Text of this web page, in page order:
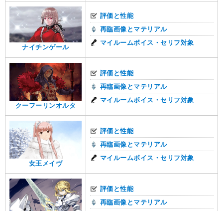
ナイチンゲール
評価と性能
再臨画像とマテリアル
マイルームボイス・セリフ対象
クーフーリンオルタ
評価と性能
再臨画像とマテリアル
マイルームボイス・セリフ対象
女王メイヴ
評価と性能
再臨画像とマテリアル
マイルームボイス・セリフ対象
評価と性能
再臨画像とマテリアル